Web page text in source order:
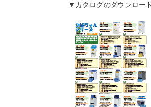
▼カタログのダウンロード